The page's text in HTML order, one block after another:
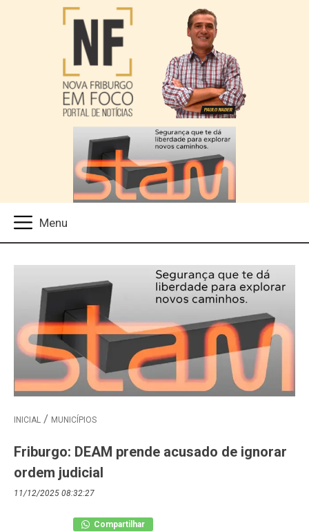
INICIAL MUNICÍPIOS
Friburgo: DEAM prende acusado de ignorar
ordem judicial
11/12/2025 08:32:27
Compartilhar